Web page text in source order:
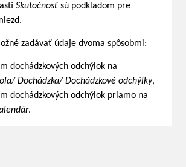
Skutočnosť sú podkladom pre
zadávať údaje dvoma spôsobmi:
dochádzkových odchýlok na
Dochádzka/ Dochádzkové odchýlky,
dochádzkových odchýlok priamo na
.